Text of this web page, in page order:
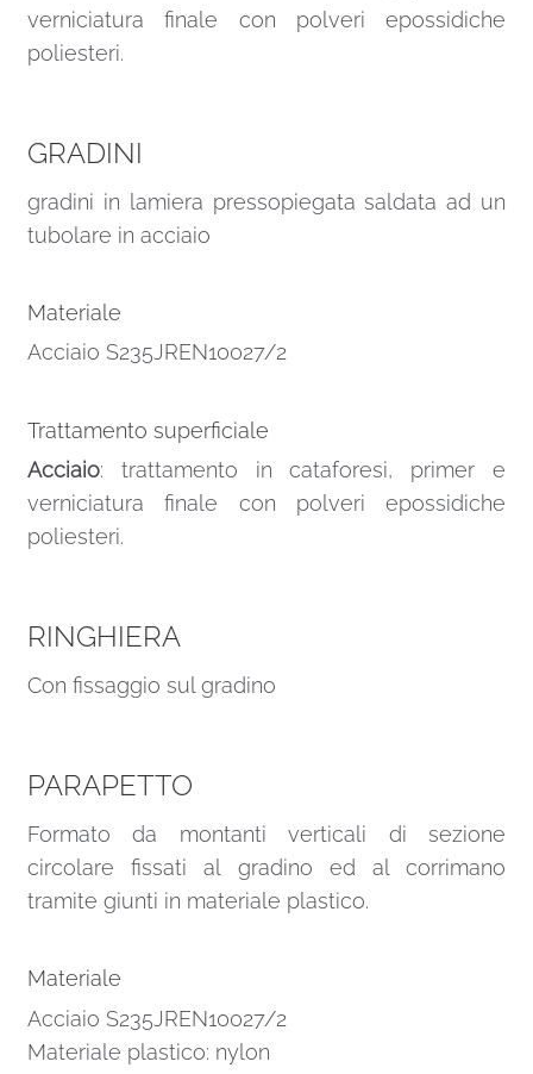
verniciatura finale con polveri epossidiche
poliesteri.
GRADINI
gradini in lamiera pressopiegata saldata ad un
tubolare in acciaio
Materiale
Acciaio S235JREN10027/2
Trattamento superficiale
Acciaio: trattamento in cataforesi, primer e
verniciatura finale con polveri epossidiche
poliesteri.
RINGHIERA
Con fissaggio sul gradino
PARAPETTO
Formato da montanti verticali di sezione
circolare fissati al gradino ed al corrimano
tramite giunti in materiale plastico.
Materiale
Acciaio S235JREN10027/2
Materiale plastico: nylon